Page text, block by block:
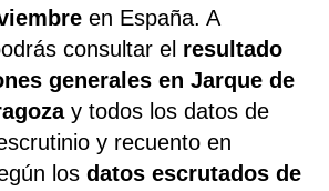
en España. A
consultar el resultado
generales en Jarque de
y todos los datos de
y recuento en
los datos escrutados de